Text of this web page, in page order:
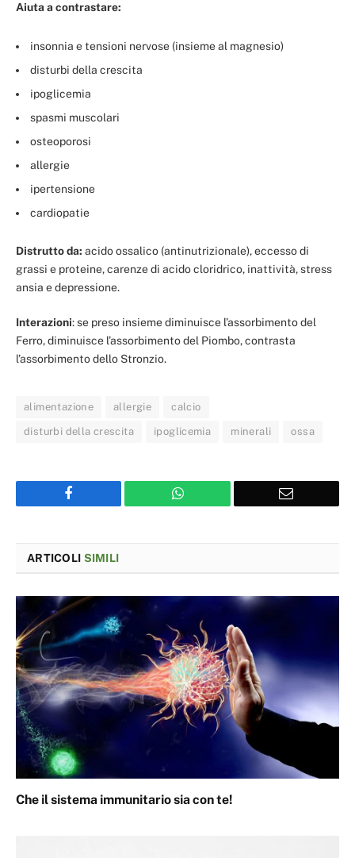
Aiuta a contrastare:
insonnia e tensioni nervose (insieme al magnesio)
disturbi della crescita
ipoglicemia
spasmi muscolari
osteoporosi
allergie
ipertensione
cardiopatie
Distrutto da: acido ossalico (antinutrizionale), eccesso di
grassi e proteine, carenze di acido cloridrico, inattività, stress
ansia e depressione.
Interazioni: se preso insieme diminuisce l’assorbimento del
Ferro, diminuisce l’assorbimento del Piombo, contrasta
l’assorbimento dello Stronzio.
alimentazione allergie calcio
disturbi della crescita ipoglicemia minerali ossa
WhatsApp Email
ARTICOLI SIMILI
Che il sistema immunitario sia con te!